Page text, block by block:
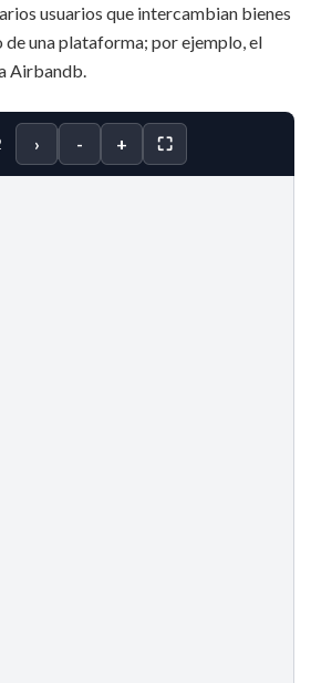
usuarios que intercambian bienes
una plataforma; por ejemplo, el
Airbandb.
› - + ⛶